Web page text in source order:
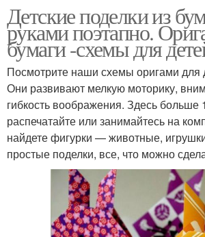
Детские поделки из
руками поэтапно.
бумаги -схемы для
Посмотрите наши схемы оригами для
Они развивают мелкую моторику,
гибкость воображения. Здесь
распечатайте или занимайтесь на
найдете фигурки — животные,
простые поделки, все, что можно